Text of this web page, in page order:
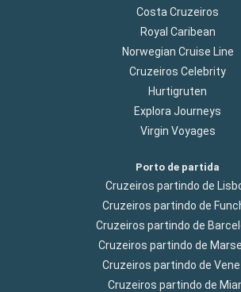
Costa Cruzeiros
Royal Caribean
Norwegian Cruise Line
Cruzeiros Celebrity
Hurtigruten
Explora Journeys
Virgin Voyages
Porto de partida
Cruzeiros partindo de
Cruzeiros partindo de
Cruzeiros partindo de
Cruzeiros partindo de
Cruzeiros partindo de
Cruzeiros partindo de